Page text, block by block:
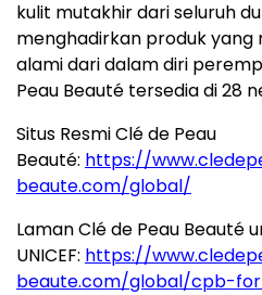
kulit mutakhir dari seluruh
menghadirkan produk
alami dari dalam diri
Peau Beauté tersedia di 28
Situs Resmi Clé de Peau
Beauté: https://
beaute.com/global/
Laman Clé de Peau Beauté
UNICEF: https://
beaute.com/global/cpb-